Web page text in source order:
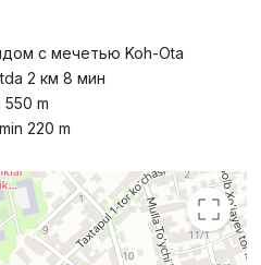
с мечетью Koh-Ota
2 км 8 мин
m
220 m